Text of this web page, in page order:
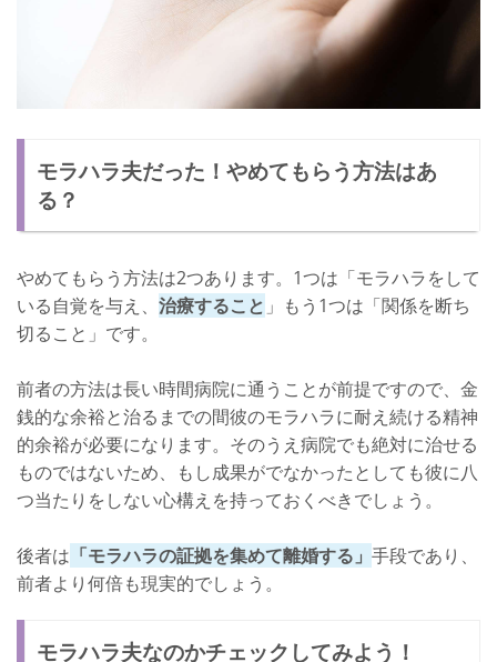
モラハラ夫だった！やめてもらう方法はあ
る？
やめてもらう方法は2つあります。1つは「モラハラをして
いる自覚を与え、 治療すること 」もう1つは「関係を断ち
切ること」です。
前者の方法は長い時間病院に通うことが前提ですので、金
銭的な余裕と治るまでの間彼のモラハラに耐え続ける精神
的余裕が必要になります。そのうえ病院でも絶対に治せる
ものではないため、もし成果がでなかったとしても彼に八
つ当たりをしない心構えを持っておくべきでしょう。
後者は 「モラハラの証拠を集めて離婚する」 手段であり、
前者より何倍も現実的でしょう。
モラハラ夫なのかチェックしてみよう！